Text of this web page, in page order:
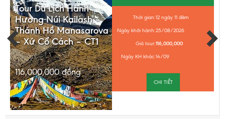
Tour Du Lịch Hành
Hương Núi Kailash –
Thánh Hồ Manasarova
– Xứ Cổ Cách – CT1
116,000,000đồng
Thời gian:12 ngày 11 đêm
Ngày khởi hành:25/08/2026
Giá tour:116,000,000
Ngày KH khác:14/09
CHI TIẾT